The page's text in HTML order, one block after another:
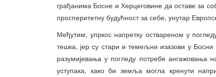
грађанима Босне и Херцеговине да оставе за
просперитетну будућност за себе, унутар
Међутим, упркос напретку оствареном у
тешка, јер су стари и темељни изазови у
разумијевања у погледу потребе ангажовања
уступака, како би земља могла кренути